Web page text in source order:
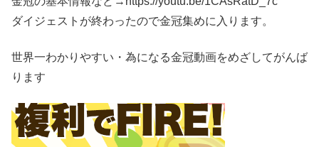
ダイジェストが終わったので金冠集めに入ります。
世界一わかりやすい・為になる金冠動画をめざしてがんば
ります